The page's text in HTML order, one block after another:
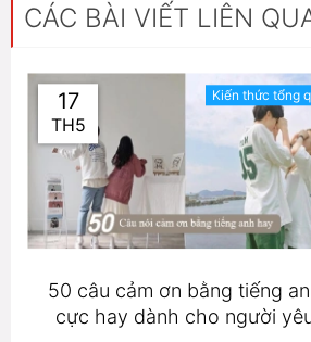
CÁC BÀI VIẾT LIÊN
17
TH5
Kiến thức tổng
50 câu cảm ơn bằng tiếng
cực hay dành cho người